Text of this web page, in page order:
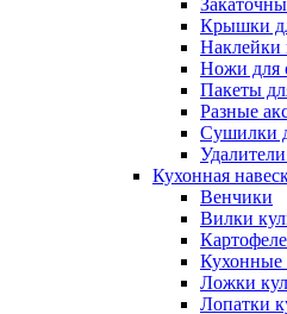
Крышки
Наклейки
Ножи для
Пакеты
Разные
Сушилки
Кухонная
Венчики
Вилки
Кухонные
Ложки
Лопатки